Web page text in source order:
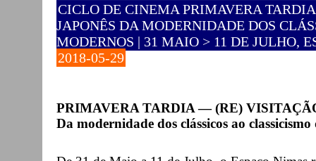
CICLO DE CINEMA PRIMAVERA
JAPONÊS DA MODERNIDADE DOS
MODERNOS | 31 MAIO > 11 DE JULHO,
2018-05-29
PRIMAVERA TARDIA — (RE)
Da modernidade dos clássicos ao